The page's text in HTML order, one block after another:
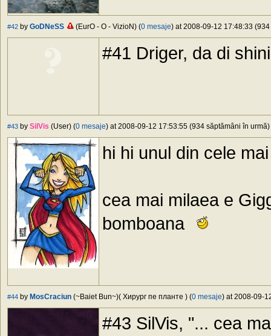
#42 by GoDNeSS (EurO - O - VizioN) (0 mesaje) at 2008-09-12 17:48:33
#41 Driger, da di
#43 by SilVis (User) (0 mesaje) at 2008-09-12 17:53:55 (934 săptămâni în urmă)
hi hi unul din cele
cea mai milaea e
bomboana
#44 by MosCraciun (~Baiet Bun~)( Хирург пе планте ) (0 mesaje) at 2008-09-
#43 SilVis, "... cea